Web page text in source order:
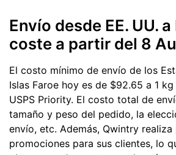
Envío desde EE. UU.
coste a partir del 8
El costo mínimo de envío de los
Islas Faroe hoy es de $92.65 a 1
USPS Priority. El costo total de
tamaño y peso del pedido, la
envío, etc. Además, Qwintry
promociones para sus clientes, lo